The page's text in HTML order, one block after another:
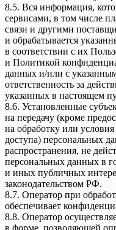
8.5. Вся информация,
сервисами, в том числе
связи и другими
и обрабатывается
в соответствии с их
и Политикой
данных и/или с
ответственность за
указанных в настоящем
8.6. Установленные
на передачу (кроме
на обработку или
доступа) персональных
распространения, не
персональных данных в
и иных публичных
законодательством РФ.
8.7. Оператор при
обеспечивает
8.8. Оператор
в форме, позволяющей